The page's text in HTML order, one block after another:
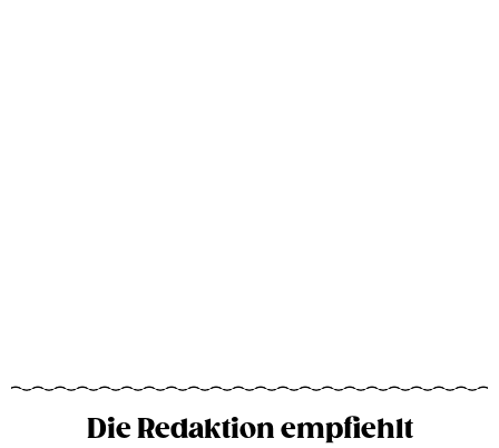
Die Redaktion empfiehlt